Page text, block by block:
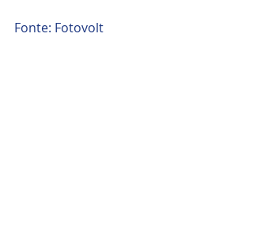
Fonte: Fotovolt